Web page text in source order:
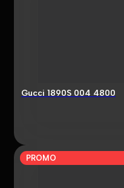
Gucci 1890S 004 4800
PROMO